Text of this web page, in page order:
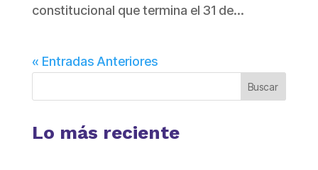
constitucional que termina el 31 de...
« Entradas Anteriores
Buscar
Lo más reciente